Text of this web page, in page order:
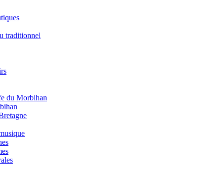
traditionnel
du Morbihan